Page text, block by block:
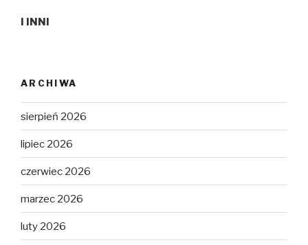
I INNI
ARCHIWA
sierpień 2026
lipiec 2026
czerwiec 2026
marzec 2026
luty 2026